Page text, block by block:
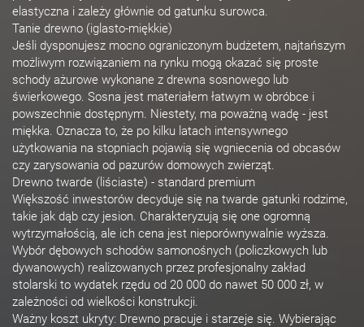
elastyczna i zależy głównie od gatunku surowca.
Tanie drewno (iglasto-miękkie)
Jeśli dysponujesz mocno ograniczonym budżetem, najtańszym
możliwym rozwiązaniem na rynku mogą okazać się proste
schody ażurowe wykonane z drewna sosnowego lub
świerkowego. Sosna jest materiałem łatwym w obróbce i
powszechnie dostępnym. Niestety, ma poważną wadę - jest
miękka. Oznacza to, że po kilku latach intensywnego
użytkowania na stopniach pojawią się wgniecenia od obcasów
czy zarysowania od pazurów domowych zwierząt.
Drewno twarde (liściaste) - standard premium
Większość inwestorów decyduje się na twarde gatunki rodzime,
takie jak dąb czy jesion. Charakteryzują się one ogromną
wytrzymałością, ale ich cena jest nieporównywalnie wyższa.
Wybór dębowych schodów samonośnych (policzkowych lub
dywanowych) realizowanych przez profesjonalny zakład
stolarski to wydatek rzędu od 20 000 do nawet 50 000 zł, w
zależności od wielkości konstrukcji.
Ważny koszt ukryty: Drewno pracuje i starzeje się. Wybierając